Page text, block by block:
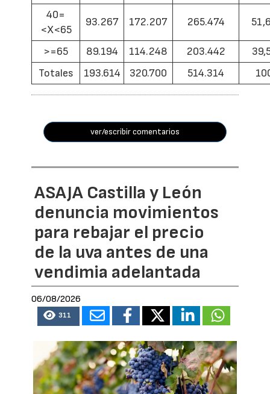
40=
<X<65
93.267 172.207 265.474
>=65 89.194 114.248 203.442
Totales
193.614 320.700 514.314
ver/escribir comentarios
ASAJA Castilla y León
denuncia movimientos
para rebajar el precio
de la uva antes de una
vendimia adelantada
06/08/2026
311